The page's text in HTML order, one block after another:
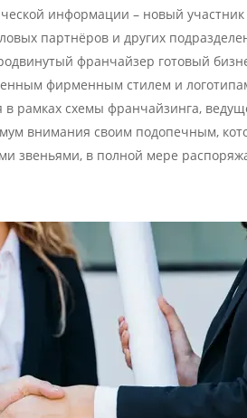
информации – новый участник
партнёров и других
франчайзер готовый
фирменным стилем и
рамках схемы франчайзинга,
внимания своим подопечным,
звеньями, в полной мере